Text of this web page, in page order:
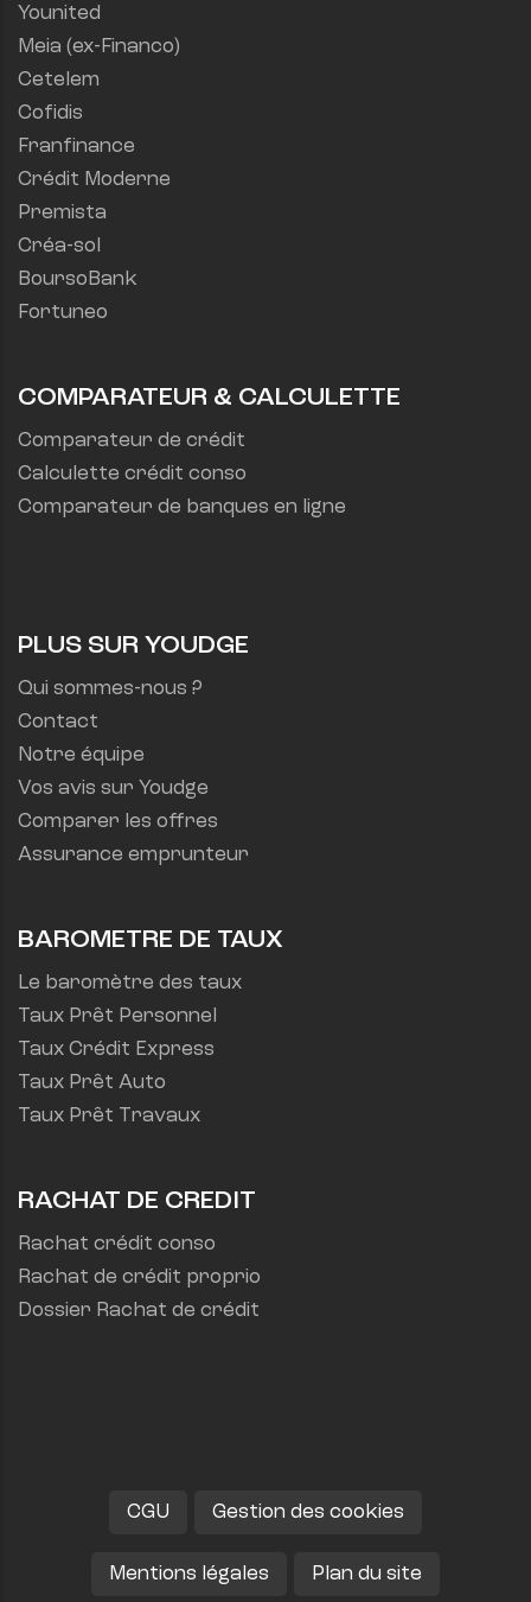
Younited
Meia (ex-Financo)
Cetelem
Cofidis
Franfinance
Crédit Moderne
Premista
Créa-sol
BoursoBank
Fortuneo
COMPARATEUR & CALCULETTE
Comparateur de crédit
Calculette crédit conso
Comparateur de banques en ligne
PLUS SUR YOUDGE
Qui sommes-nous ?
Contact
Notre équipe
Vos avis sur Youdge
Comparer les offres
Assurance emprunteur
BAROMETRE DE TAUX
Le baromètre des taux
Taux Prêt Personnel
Taux Crédit Express
Taux Prêt Auto
Taux Prêt Travaux
RACHAT DE CREDIT
Rachat crédit conso
Rachat de crédit proprio
Dossier Rachat de crédit
CGU Gestion des cookies
Mentions légales Plan du site